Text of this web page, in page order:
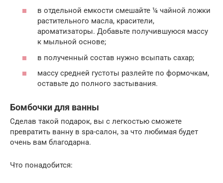
в отдельной емкости смешайте ¼ чайной ложки
растительного масла, красители,
ароматизаторы. Добавьте получившуюся массу
к мыльной основе;
в полученный состав нужно всыпать сахар;
массу средней густоты разлейте по формочкам,
оставьте до полного застывания.
Бомбочки для ванны
Сделав такой подарок, вы с легкостью сможете
превратить ванну в spa-салон, за что любимая будет
очень вам благодарна.
Что понадобится: